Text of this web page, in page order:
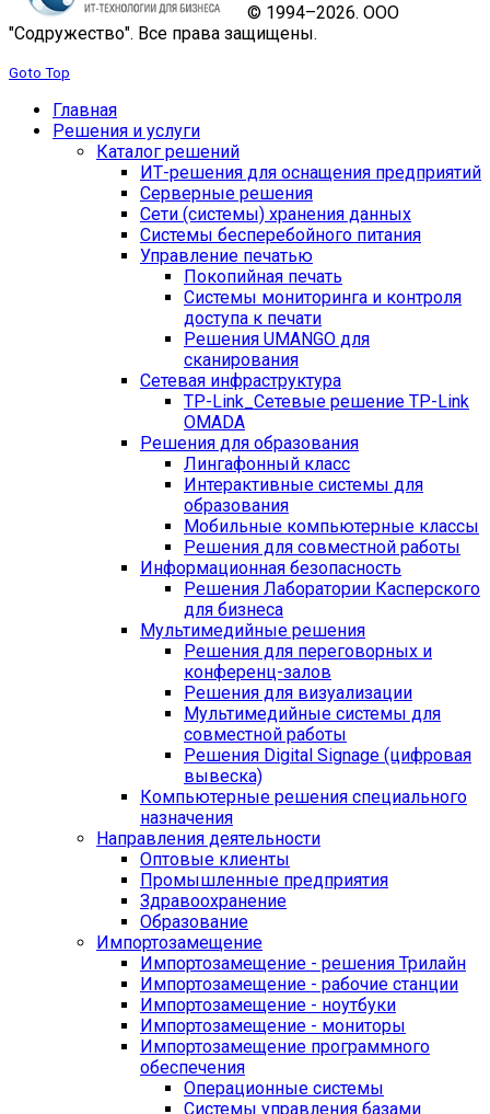
© 1994–2026. ООО
"Содружество". Все права защищены.
Goto Top
Главная
Решения и услуги
Каталог решений
ИТ-решения для оснащения предприятий
Серверные решения
Сети (системы) хранения данных
Системы бесперебойного питания
Управление печатью
Покопийная печать
Системы мониторинга и контроля
доступа к печати
Решения UMANGO для
сканирования
Сетевая инфраструктура
TP-Link_ Сетевые решение TP-Link
OMADA
Решения для образования
Лингафонный класс
Интерактивные системы для
образования
Мобильные компьютерные классы
Решения для совместной работы
Информационная безопасность
Решения Лаборатории Касперского
для бизнеса
Мультимедийные решения
Решения для переговорных и
конференц-залов
Решения для визуализации
Мультимедийные системы для
совместной работы
Решения Digital Signage (цифровая
вывеска)
Компьютерные решения специального
назначения
Направления деятельности
Оптовые клиенты
Промышленные предприятия
Здравоохранение
Образование
Импортозамещение
Импортозамещение - решения Трилайн
Импортозамещение - рабочие станции
Импортозамещение - ноутбуки
Импортозамещение - мониторы
Импортозамещение программного
обеспечения
Операционные системы
Системы управления базами